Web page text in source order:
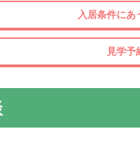
入居条件にあ
見学予